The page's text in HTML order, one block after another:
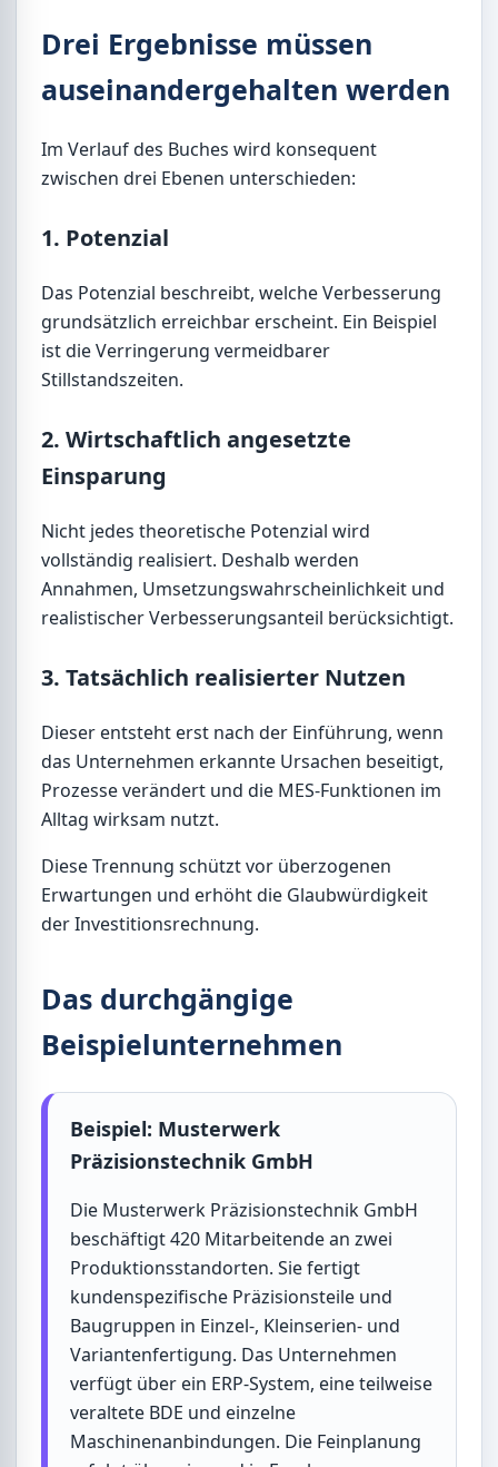
Drei Ergebnisse müssen
auseinandergehalten werden
Im Verlauf des Buches wird konsequent
zwischen drei Ebenen unterschieden:
1. Potenzial
Das Potenzial beschreibt, welche Verbesserung
grundsätzlich erreichbar erscheint. Ein Beispiel
ist die Verringerung vermeidbarer
Stillstandszeiten.
2. Wirtschaftlich angesetzte
Einsparung
Nicht jedes theoretische Potenzial wird
vollständig realisiert. Deshalb werden
Annahmen, Umsetzungswahrscheinlichkeit und
realistischer Verbesserungsanteil berücksichtigt.
3. Tatsächlich realisierter Nutzen
Dieser entsteht erst nach der Einführung, wenn
das Unternehmen erkannte Ursachen beseitigt,
Prozesse verändert und die MES-Funktionen im
Alltag wirksam nutzt.
Diese Trennung schützt vor überzogenen
Erwartungen und erhöht die Glaubwürdigkeit
der Investitionsrechnung.
Das durchgängige
Beispielunternehmen
Beispiel: Musterwerk
Präzisionstechnik GmbH
Die Musterwerk Präzisionstechnik GmbH
beschäftigt 420 Mitarbeitende an zwei
Produktionsstandorten. Sie fertigt
kundenspezifische Präzisionsteile und
Baugruppen in Einzel-, Kleinserien- und
Variantenfertigung. Das Unternehmen
verfügt über ein ERP-System, eine teilweise
veraltete BDE und einzelne
Maschinenanbindungen. Die Feinplanung